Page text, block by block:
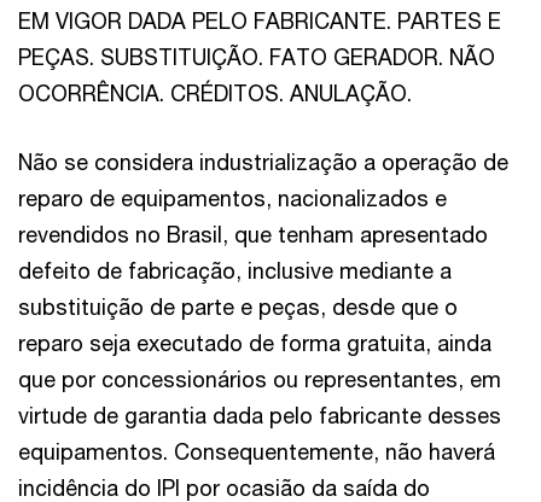
EM VIGOR DADA PELO FABRICANTE. PARTES E
PEÇAS. SUBSTITUIÇÃO. FATO GERADOR. NÃO
OCORRÊNCIA. CRÉDITOS. ANULAÇÃO.
Não se considera industrialização a operação de
reparo de equipamentos, nacionalizados e
revendidos no Brasil, que tenham apresentado
defeito de fabricação, inclusive mediante a
substituição de parte e peças, desde que o
reparo seja executado de forma gratuita, ainda
que por concessionários ou representantes, em
virtude de garantia dada pelo fabricante desses
equipamentos. Consequentemente, não haverá
incidência do IPI por ocasião da saída do